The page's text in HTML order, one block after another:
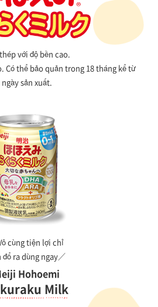
với độ bền cao.
Có thể bảo quản trong 18 tháng kể từ
ngày sản xuất.
cùng tiện lợi chỉ
đổ ra dùng ngay／
Hohoemi
Milk